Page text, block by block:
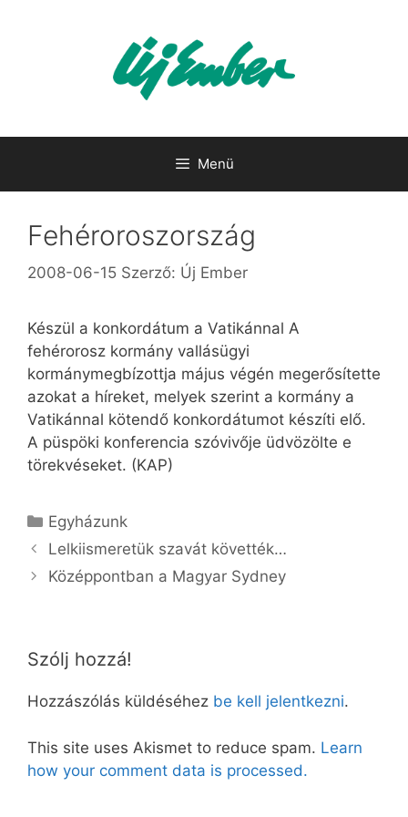
Menü
Fehéroroszország
2008-06-15 Szerző: Új Ember
Készül a konkordátum a Vatikánnal A
fehérorosz kormány vallásügyi
kormánymegbízottja május végén megerősítette
azokat a híreket, melyek szerint a kormány a
Vatikánnal kötendő konkordátumot készíti elő.
A püspöki konferencia szóvivője üdvözölte e
törekvéseket. (KAP)
Kategória
Egyházunk
Lelkiismeretük szavát követték…
Középpontban a Magyar Sydney
Szólj hozzá!
Hozzászólás küldéséhez be kell jelentkezni.
This site uses Akismet to reduce spam. Learn
how your comment data is processed.